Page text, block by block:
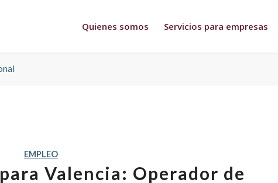
Quienes somos Servicios para empresas
EMPLEO
Valencia: Operador de